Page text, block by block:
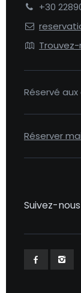
+30
Réservé
Réserver
Suivez-nous